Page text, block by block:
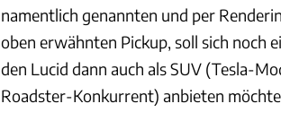
namentlich genannten und per
oben erwähnten Pickup, soll sich noch
den Lucid dann auch als SUV (Tesla-
Roadster-Konkurrent) anbieten möchte.